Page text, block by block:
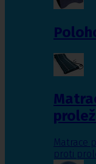
Matrace
proti